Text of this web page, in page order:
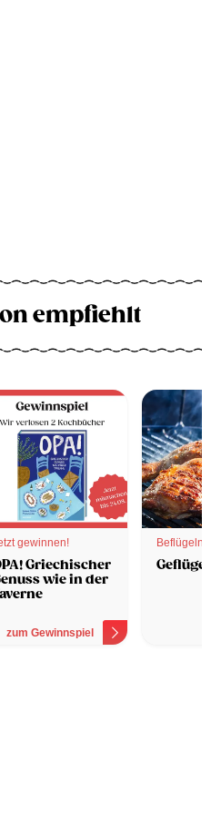
empfiehlt
gewinnen!
Griechischer
wie in der
zum Gewinnspiel